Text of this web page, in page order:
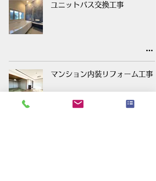
ユニットバス交換工事
マンション内装リフォーム工事